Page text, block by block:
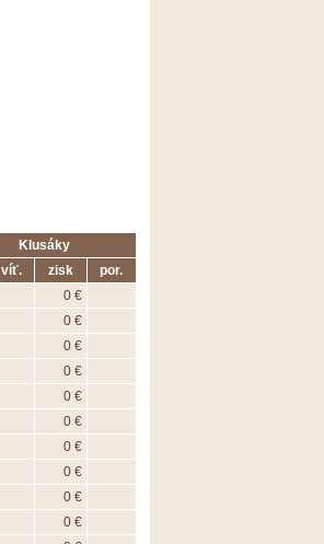
Klusáky
víť. zisk
por.
0 €
0 €
0 €
0 €
0 €
0 €
0 €
0 €
0 €
0 €